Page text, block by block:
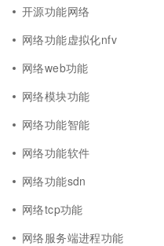
开源功能网络
网络功能虚拟化nfv
网络web功能
网络模块功能
网络功能智能
网络功能软件
网络功能sdn
网络tcp功能
网络服务端进程功能